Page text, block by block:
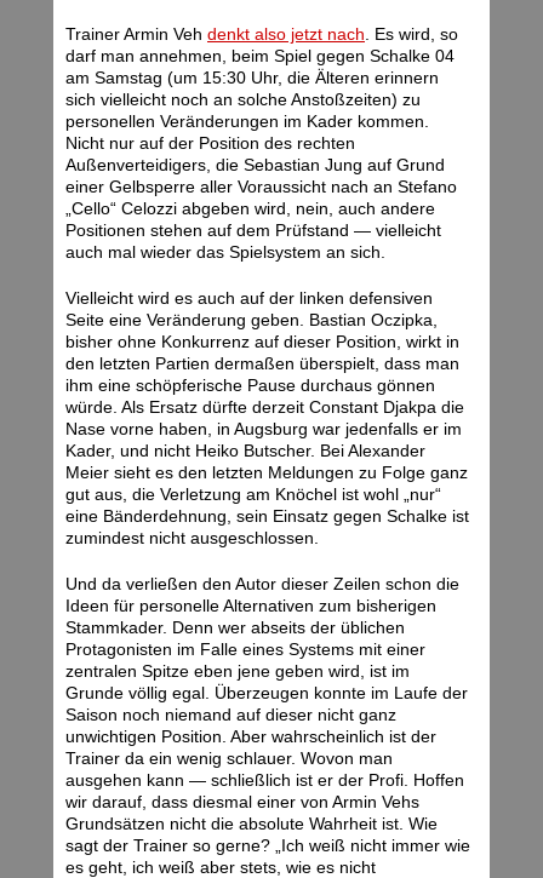
Trainer Armin Veh denkt also jetzt nach . Es wird, so
darf man annehmen, beim Spiel gegen Schalke 04
am Samstag (um 15:30 Uhr, die Älteren erinnern
sich vielleicht noch an solche Anstoßzeiten) zu
personellen Veränderungen im Kader kommen.
Nicht nur auf der Position des rechten
Außenverteidigers, die Sebastian Jung auf Grund
einer Gelbsperre aller Voraussicht nach an Stefano
„Cello“ Celozzi abgeben wird, nein, auch andere
Positionen stehen auf dem Prüfstand — vielleicht
auch mal wieder das Spielsystem an sich.
Vielleicht wird es auch auf der linken defensiven
Seite eine Veränderung geben. Bastian Oczipka,
bisher ohne Konkurrenz auf dieser Position, wirkt in
den letzten Partien dermaßen überspielt, dass man
ihm eine schöpferische Pause durchaus gönnen
würde. Als Ersatz dürfte derzeit Constant Djakpa die
Nase vorne haben, in Augsburg war jedenfalls er im
Kader, und nicht Heiko Butscher. Bei Alexander
Meier sieht es den letzten Meldungen zu Folge ganz
gut aus, die Verletzung am Knöchel ist wohl „nur“
eine Bänderdehnung, sein Einsatz gegen Schalke ist
zumindest nicht ausgeschlossen.
Und da verließen den Autor dieser Zeilen schon die
Ideen für personelle Alternativen zum bisherigen
Stammkader. Denn wer abseits der üblichen
Protagonisten im Falle eines Systems mit einer
zentralen Spitze eben jene geben wird, ist im
Grunde völlig egal. Überzeugen konnte im Laufe der
Saison noch niemand auf dieser nicht ganz
unwichtigen Position. Aber wahrscheinlich ist der
Trainer da ein wenig schlauer. Wovon man
ausgehen kann — schließlich ist er der Profi. Hoffen
wir darauf, dass diesmal einer von Armin Vehs
Grundsätzen nicht die absolute Wahrheit ist. Wie
sagt der Trainer so gerne? „Ich weiß nicht immer wie
es geht, ich weiß aber stets, wie es nicht